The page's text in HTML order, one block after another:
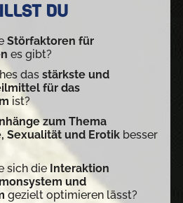
DU
Störfaktoren für
es gibt?
das stärkste und
für das
ist?
zum Thema
Sexualität und Erotikbesser
sich die Interaktion
und
gezielt optimieren lässt?